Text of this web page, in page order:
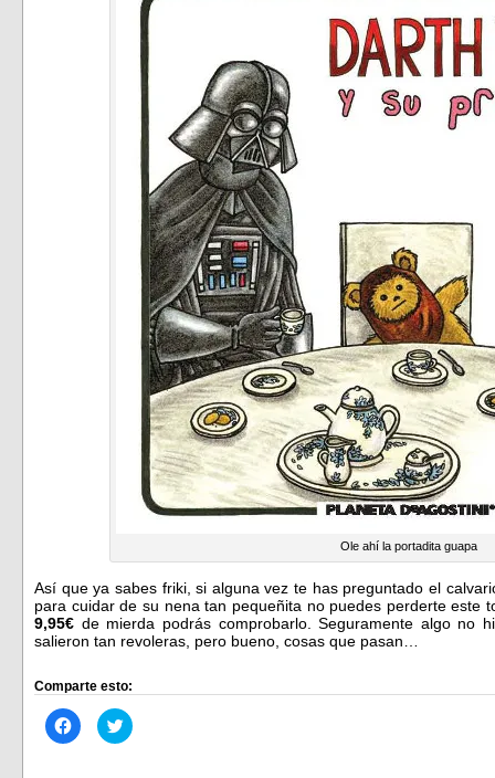
Ole ahí la portadita guapa
Así que ya sabes friki, si alguna vez te has preguntado el
para cuidar de su nena tan pequeñita no puedes perderte este
9,95€ de mierda podrás comprobarlo. Seguramente algo no
salieron tan revoleras, pero bueno, cosas que pasan…
Comparte esto:
Haz
clic
Haz
clic